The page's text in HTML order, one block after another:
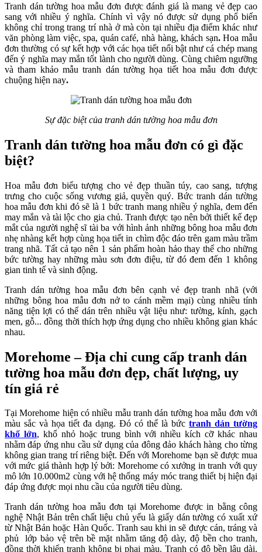
Tranh dán tường hoa mẫu đơn được đánh giá là mang vẻ đẹp cao
sang với nhiều ý nghĩa. Chính vì vậy nó được sử dụng phổ biến
không chỉ trong trang trí nhà ở mà còn tại nhiều địa điểm khác như
văn phòng làm việc, spa, quán café, nhà hàng, khách sạn.Hoa mẫu
đơn thường có sự kết hợp với các họa tiết nổi bật như cá chép mang
đến ý nghĩa may mắn tốt lành cho người dùng. Cùng chiêm ngưỡng
và tham khảo mẫu tranh dán tường họa tiết hoa mẫu đơn được
chuộng hiện nay.
Sự đặc biệt của tranh dán tường hoa mẫu đơn
Tranh dán tường hoa mẫu đơn có gì đặc
biệt?
Hoa mẫu đơn biểu tượng cho vẻ đẹp thuần túy, cao sang, tượng
trưng cho cuộc sống vương giả, quyền quý. Bức tranh dán tường
hoa mẫu đơn khi đó sẽ là 1 bức tranh mang nhiều ý nghĩa, đem đến
may mắn và tài lộc cho gia chủ. Tranh được tạo nên bởi thiết kế đẹp
mắt của người nghệ sĩ tài ba với hình ảnh những bông hoa mẫu đơn
nhẹ nhàng kết hợp cùng họa tiết in chìm độc đáo trên gam màu trầm
trang nhã. Tất cả tạo nên 1 sản phẩm hoàn hảo thay thế cho những
bức tường hay những màu sơn đơn điệu, từ đó đem đến 1 không
gian tinh tế và sinh động.
Tranh dán tường hoa mẫu đơn bên cạnh vẻ đẹp tranh nhã (với
những bông hoa mẫu đơn nở to cánh mềm mại) cùng nhiều tính
năng tiện lợi có thể dán trên nhiều vật liệu như: tường, kính, gạch
men, gỗ... đồng thời thích hợp ứng dụng cho nhiều không gian khác
nhau.
Morehome – Địa chỉ cung cấp tranh dán
tường hoa mẫu đơn đẹp, chất lượng, uy
tín giá rẻ
Tại Morehome hiện có nhiều mẫu tranh dán tường hoa mẫu đơn với
màu sắc và họa tiết đa dạng. Đó có thể là bức tranh dán tường
khổ lớn, khổ nhỏ hoặc trung bình với nhiều kích cỡ khác nhau
nhằm đáp ứng nhu cầu sử dụng của đông đảo khách hàng cho từng
không gian trang trí riêng biệt. Đến với Morehome bạn sẽ được mua
với mức giá thành hợp lý bởi: Morehome có xưởng in tranh với quy
mô lớn 10.000m2 cùng với hệ thống máy móc trang thiết bị hiện đại
đáp ứng được mọi nhu cầu của người tiêu dùng.
Tranh dán tường hoa mẫu đơn tại Morehome được in bằng công
nghệ Nhật Bản trên chất liệu chủ yếu là giấy dán tường có xuất xứ
từ Nhật Bản hoặc Hàn Quốc. Tranh sau khi in sẽ được cán, tráng và
phủ lớp bảo vệ trên bề mặt nhằm tăng độ dày, độ bền cho tranh,
đồng thời khiến tranh không bị phai màu. Tranh có độ bền lâu dài,